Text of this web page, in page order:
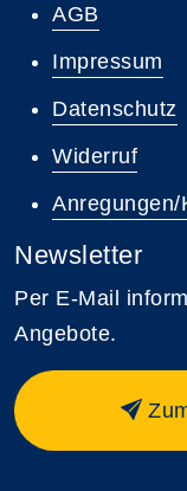
AGB
Impressum
Datenschutz
Widerruf
Anregungen/
Newsletter
Per E-Mail
Angebote.